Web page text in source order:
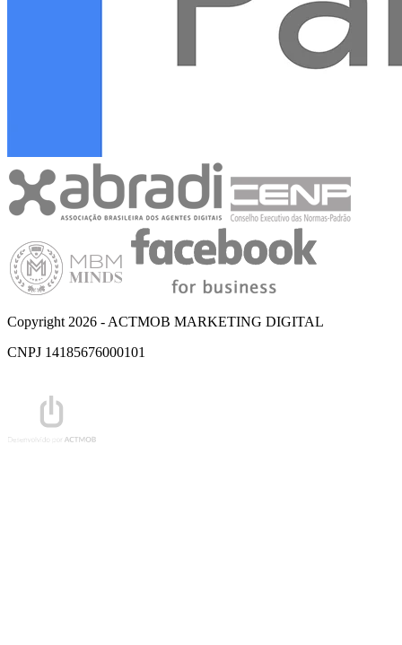
Copyright 2026 - ACTMOB MARKETING DIGITAL
CNPJ 14185676000101